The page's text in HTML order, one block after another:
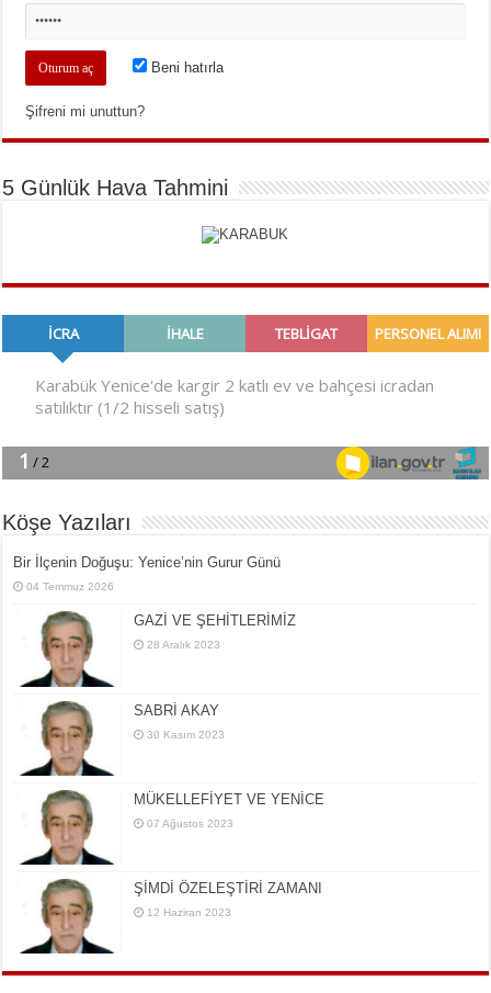
Beni hatırla
Şifreni mi unuttun?
5 Günlük Hava Tahmini
Köşe Yazıları
Bir İlçe­nin Do­ğu­şu: Ye­ni­ce’nin Gurur Günü
04 Temmuz 2026
GAZİ VE ŞEHİTLERİMİZ
28 Aralık 2023
SABRİ AKAY
30 Kasım 2023
MÜKELLEFİYET VE YENİCE
07 Ağustos 2023
ŞİMDİ ÖZELEŞTİRİ ZAMANI
12 Haziran 2023